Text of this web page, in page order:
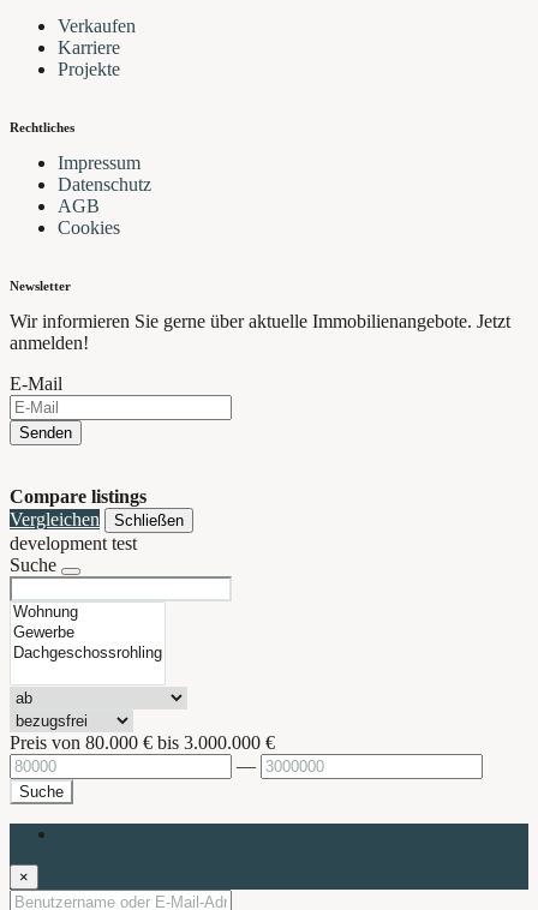
Verkaufen
Karriere
Projekte
Rechtliches
Impressum
Datenschutz
AGB
Cookies
Newsletter
Wir informieren Sie gerne über aktuelle Immobilienangebote. Jetzt
anmelden!
E-Mail
Senden
Compare listings
Vergleichen
Schließen
development test
Suche
Preis von 80.000 € bis 3.000.000 €
—
Suche
×